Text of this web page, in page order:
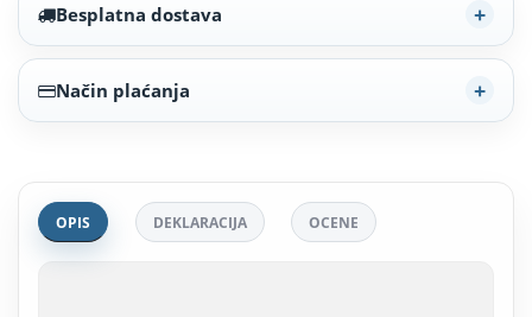
Besplatna dostava
Način plaćanja
OPIS DEKLARACIJA OCENE